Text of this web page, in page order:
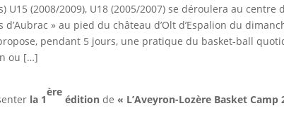
U15 (2008/2009), U18 (2005/2007) se déroulera au centre
d’Aubrac » au pied du château d’Olt d’Espalion du
pendant 5 jours, une pratique du basket-ball
ou […]
la 1
ère
éditionde « L’Aveyron-Lozère Basket Camp